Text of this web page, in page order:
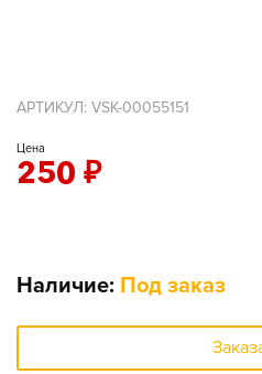
АРТИКУЛ: VSK-00055151
Цена
250 ₽
Наличие: Под заказ